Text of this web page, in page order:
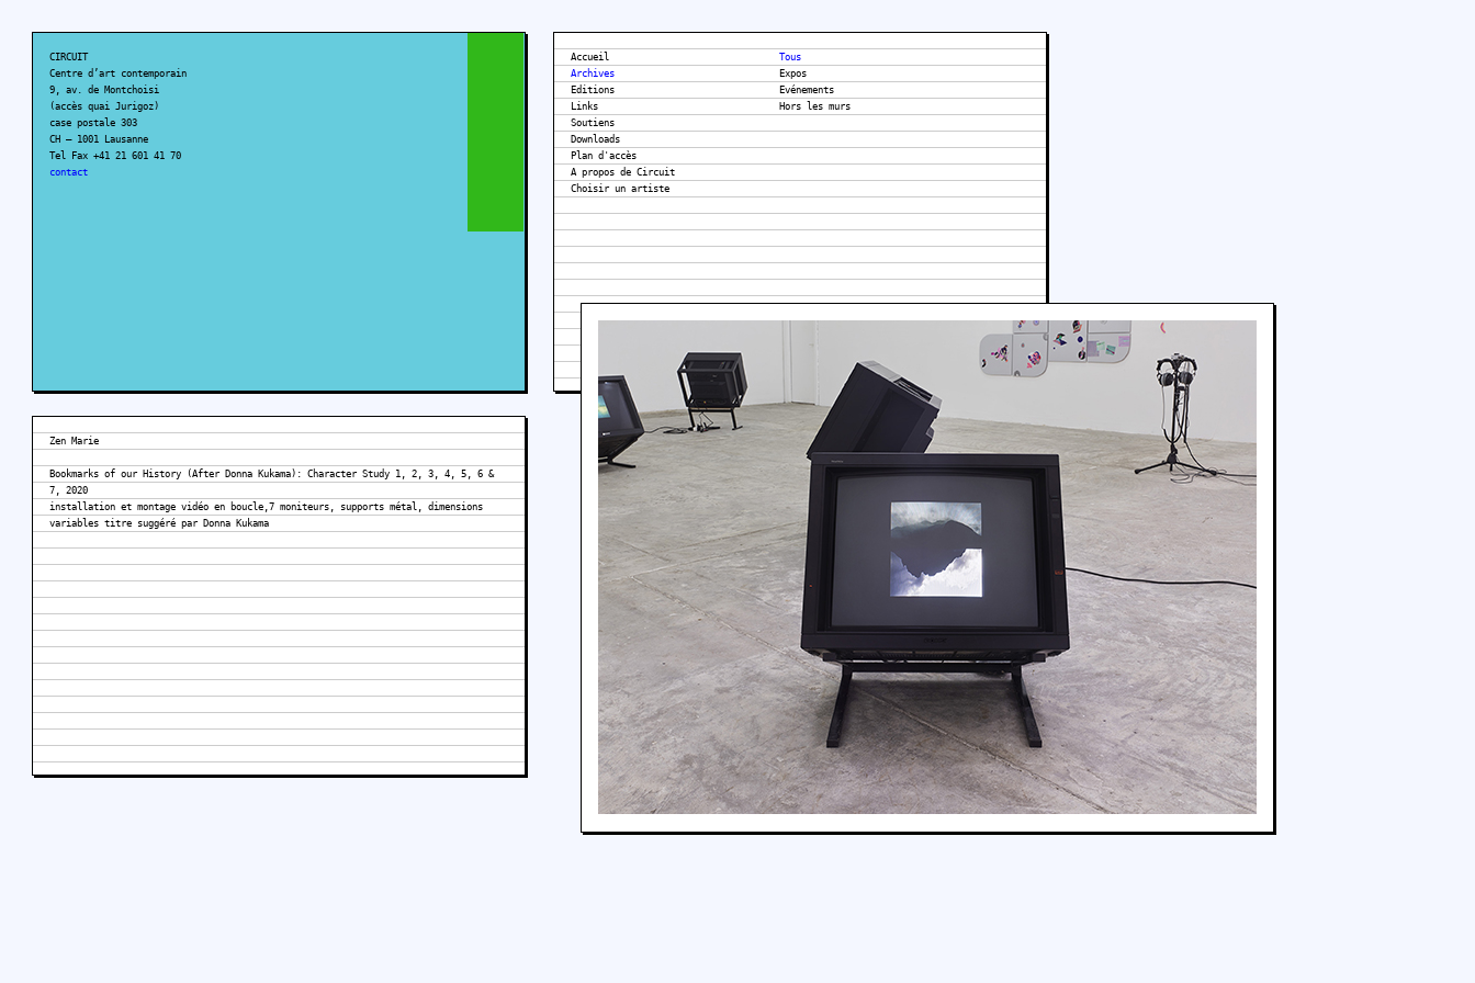
CIRCUIT
Centre d’art contemporain
9, av. de Montchoisi
(accès quai Jurigoz)
case postale 303
CH – 1001 Lausanne
Tel Fax +41 21 601 41 70
contact
Accueil
Archives
Editions
Links
Soutiens
Downloads
Plan d'accès
A propos de Circuit
Tous
Expos
Evénements
Hors les murs
Zen Marie
Bookmarks of our History (After Donna Kukama): Character Study 1, 2, 3, 4, 5, 6 &
7, 2020
installation et montage vidéo en boucle,7 moniteurs, supports métal, dimensions
variables titre suggéré par Donna Kukama